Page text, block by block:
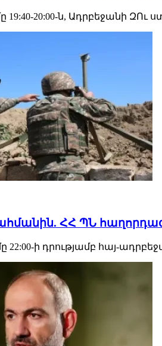
19:40-20:00-ն, Ադրբեջանի
ՀՀ ՊՆ
22:00-ի դրությամբ հայ-